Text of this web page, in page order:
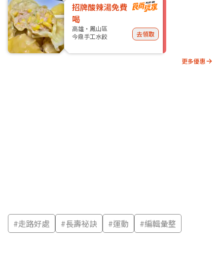
招牌酸辣湯免費
喝
高雄・鳳山區
今鼎手工水餃
去領取
更多優惠
#走路好處 #長壽祕訣 #運動 #編輯彙整